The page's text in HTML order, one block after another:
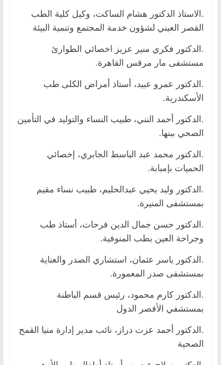
.الاستاذ الدكتور هشام الساكت، وكيل كلية الطب
القصر العيني لشؤون خدمة المجتمع وتنمية البيئة
.الدكتور فكري منير عزيز اخصائي الطوارئ
مستشفى مار مرقس القاهرة.
.الدكتور عمرو عبيد، أستاذ أمراض الكلى طب
الأسكندرية.
.الدكتور أحمد النني، طبيب النساء والتوليد في التأمين
الصحي ببنها.
.الدكتور محمد عبد الباسط الجابري، إخصائي
الحميات بإمبابة.
.الدكتور وليد يحيي عبدالحليم، طبيب نساء مقيم
بمستشفى المنيرة.
.الدكتور حسن جمال الدين فرحات، أستاذ طب
وجراحة العين بطب المنوفية.
.الدكتور ياسر عثمان، استشاري الصدر والعناية
بمستشفى صدر المعمورة.
.الدكتور كارم محمود، رئيس قسم الباطنة
بمستشفي الأقصر الدول
.الدكتور أحمد عزت دراز، نائب مدير إدارة منيا القمح
الصحية